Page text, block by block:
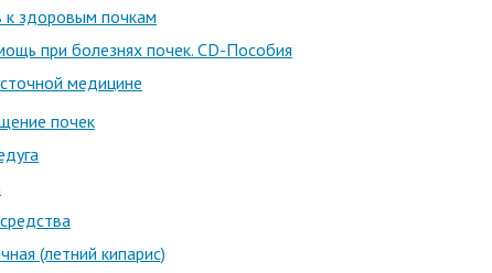
к здоровым почкам
при болезнях почек. CD-Пособия
медицине
почек
(летний кипарис)